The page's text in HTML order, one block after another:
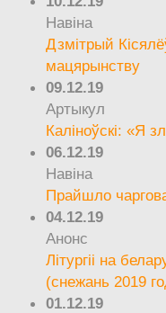
Навіна
Дзмітрый
мацярынству
09.12.19
Артыкул
Каліноўскі: «Я
06.12.19
Навіна
Прайшло
04.12.19
Анонс
Літургіі на
(снежань 2019
01.12.19